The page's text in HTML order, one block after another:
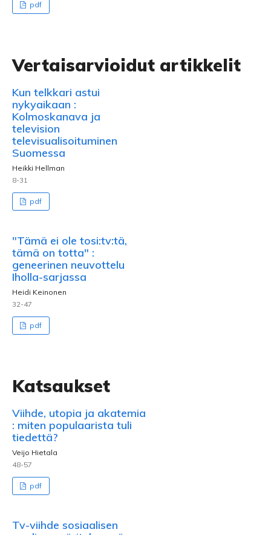
pdf
Vertaisarvioidut artikkelit
Kun telkkari astui
nykyaikaan :
Kolmoskanava ja
television
televisualisoituminen
Suomessa
Heikki Hellman
8-31
pdf
"Tämä ei ole tosi:tv:tä,
tämä on totta" :
geneerinen neuvottelu
Iholla-sarjassa
Heidi Keinonen
32-47
pdf
Katsaukset
Viihde, utopia ja akatemia
: miten populaarista tuli
tiedettä?
Veijo Hietala
48-57
pdf
Tv-viihde sosiaalisen